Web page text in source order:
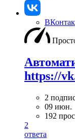
https://
2
09 июн.
192
2
ответа